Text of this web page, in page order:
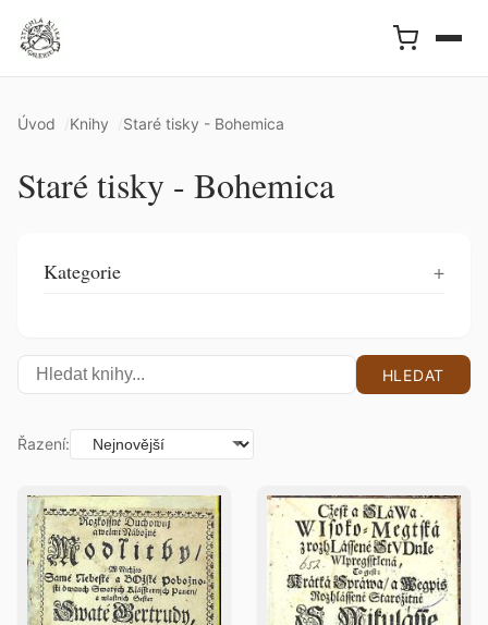
Úvod Knihy Staré tisky - Bohemica
Staré tisky - Bohemica
Kategorie
HLEDAT
Řazení: